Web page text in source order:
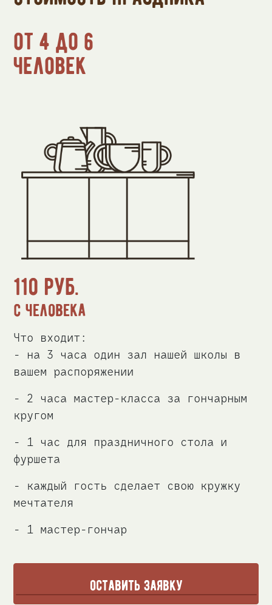
от 4 до 6
человек
110руб.
с человека
Что входит:
- на 3 часа один зал нашей школы в
вашем распоряжении
- 2 часа мастер-класса за гончарным
кругом
- 1 час для праздничного стола и
фуршета
- каждый гость сделает свою кружку
мечтателя
- 1 мастер-гончар
оставить заявку